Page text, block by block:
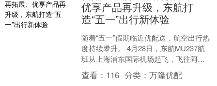
优享产品再升级，东航打
造“五一”出行新体验
随着“五一”假期临近优配送，航空出行热
度持续攀升。 4月28日，东航MU237航
班从上海浦东国际机场起飞，飞往阿联
酋阿布扎比。该航线是中国航司开通的
首条上海往返....
查看： 116 分类：万隆优配